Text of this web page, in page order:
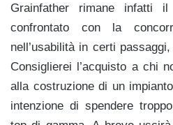
Grainfather rimane infatti
confrontato con la
nell’usabilità in certi
Consiglierei l’acquisto a chi
alla costruzione di un
intenzione di spendere